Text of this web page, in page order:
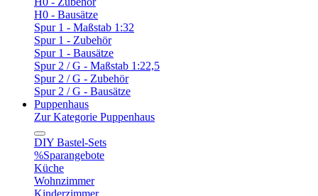
H0 - Bausätze
Spur 1 - Maßstab 1:32
Spur 1 - Zubehör
Spur 1 - Bausätze
Spur 2 / G - Maßstab 1:22,5
Spur 2 / G - Zubehör
Spur 2 / G - Bausätze
Puppenhaus
Zur Kategorie Puppenhaus
DIY Bastel-Sets
%Sparangebote
Küche
Wohnzimmer
Kinderzimmer